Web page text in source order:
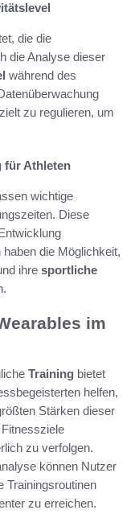
die die
die Analyse dieser
während des
zu regulieren, um
für Athleten
wichtige
Diese
die Möglichkeit,
ihre sportliche
im
Training bietet
helfen,
Stärken dieser
zu verfolgen.
können Nutzer
Trainingsroutinen
zu erreichen.